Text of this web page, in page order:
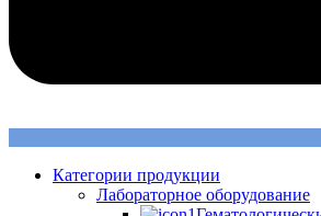
Категории продукции
Лабораторное оборудование